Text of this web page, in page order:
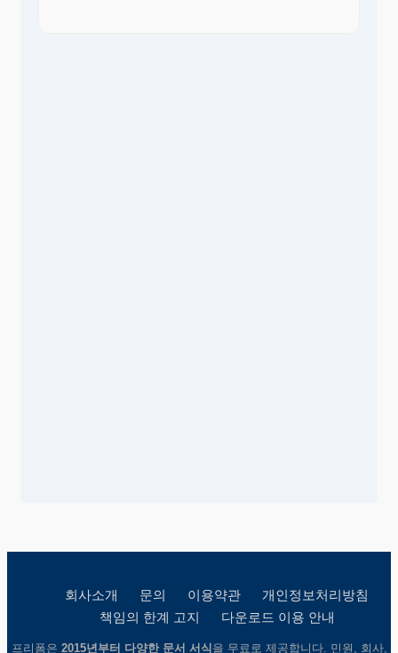
회사소개 문의 이용약관
개인정보처리방침
책임의 한계 고지
다운로드 이용 안내
프리폼은 2015년부터 다양한 문서 서식 을 무료로 제공합니다. 민원, 회사,